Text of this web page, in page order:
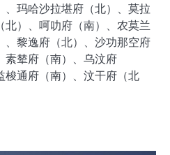
玛哈沙拉堪府（北）、莫拉
北）、呵叻府（南）、农莫兰
、黎逸府（北）、沙功那空府
素辇府（南）、乌汶府
梭通府（南）、汶干府（北